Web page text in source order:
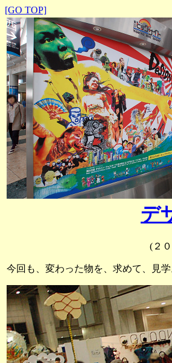
[GO TOP]
デ
(２
今回も、変わった物を、求めて、見